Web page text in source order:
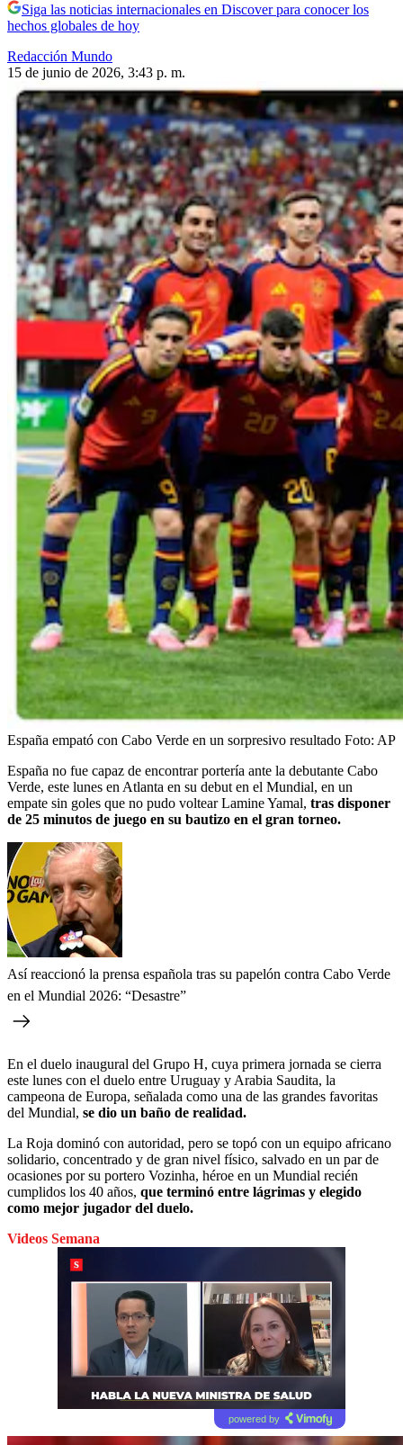
Siga las noticias internacionales en Discover para conocer los
hechos globales de hoy
Redacción Mundo
15 de junio de 2026, 3:43 p. m.
España empató con Cabo Verde en un sorpresivo resultado Foto: AP
España no fue capaz de encontrar portería ante la debutante Cabo
Verde, este lunes en Atlanta en su debut en el Mundial, en un
empate sin goles que no pudo voltear Lamine Yamal, tras disponer
de 25 minutos de juego en su bautizo en el gran torneo.
Así reaccionó la prensa española tras su papelón contra Cabo Verde
en el Mundial 2026: “Desastre”
En el duelo inaugural del Grupo H, cuya primera jornada se cierra
este lunes con el duelo entre Uruguay y Arabia Saudita, la
campeona de Europa, señalada como una de las grandes favoritas
del Mundial, se dio un baño de realidad.
La Roja dominó con autoridad, pero se topó con un equipo africano
solidario, concentrado y de gran nivel físico, salvado en un par de
ocasiones por su portero Vozinha, héroe en un Mundial recién
cumplidos los 40 años, que terminó entre lágrimas y elegido
como mejor jugador del duelo.
Videos Semana
powered by